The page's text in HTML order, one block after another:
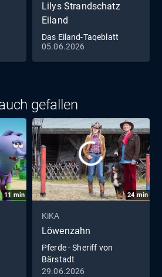
Lilys Strandschatz
Eiland
Das Eiland-Tageblatt
05.06.2026
gefallen
11 min 24 min
KiKA
Löwenzahn
Pferde - Sheriff von
Bärstadt
29.06.2026